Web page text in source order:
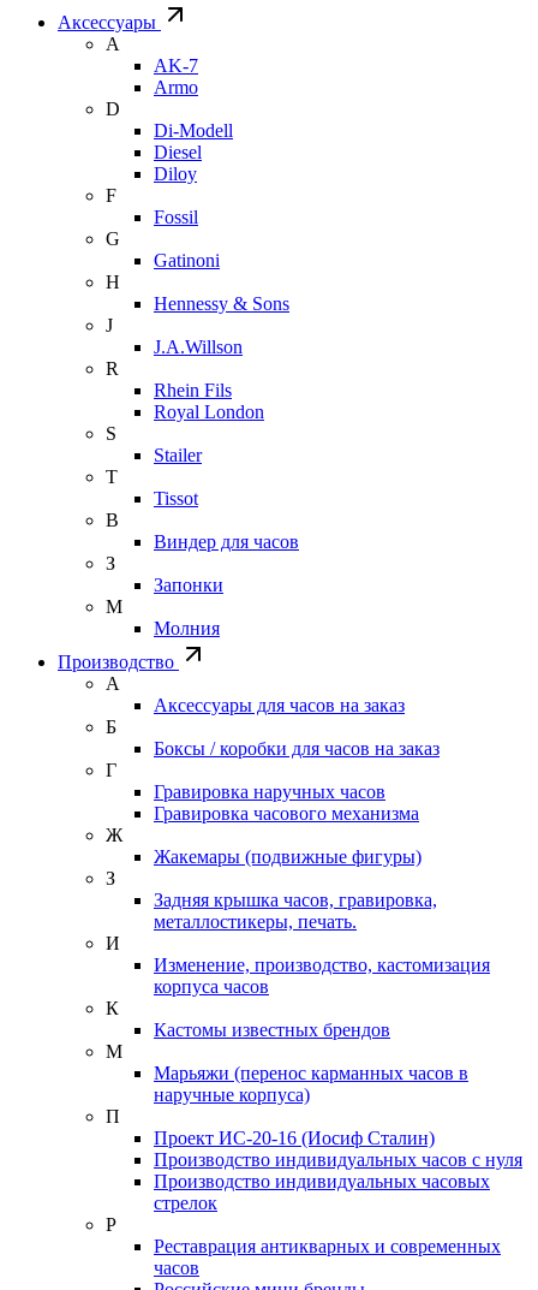
Аксессуары
A
AK-7
Armo
D
Di-Modell
Diesel
Diloy
F
Fossil
G
Gatinoni
H
Hennessy & Sons
J
J.A.Willson
R
Rhein Fils
Royal London
S
Stailer
T
Tissot
В
Виндер для часов
З
Запонки
М
Молния
Производство
А
Аксессуары для часов на заказ
Б
Боксы / коробки для часов на заказ
Г
Гравировка наручных часов
Гравировка часового механизма
Ж
Жакемары (подвижные фигуры)
З
Задняя крышка часов, гравировка,
металлостикеры, печать.
И
Изменение, производство, кастомизация
корпуса часов
К
Кастомы известных брендов
М
Марьяжи (перенос карманных часов в
наручные корпуса)
П
Проект ИС-20-16 (Иосиф Сталин)
Производство индивидуальных часов с нуля
Производство индивидуальных часовых
стрелок
Р
Реставрация антикварных и современных
часов